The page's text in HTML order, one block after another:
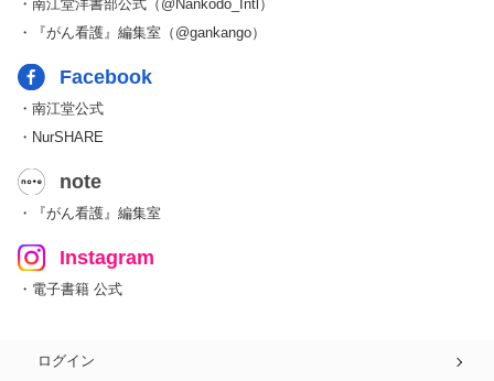
・南江堂洋書部公式（@Nankodo_Intl）
・『がん看護』編集室（@gankango）
Facebook
・南江堂公式
・NurSHARE
note
・『がん看護』編集室
Instagram
・電子書籍 公式
ログイン